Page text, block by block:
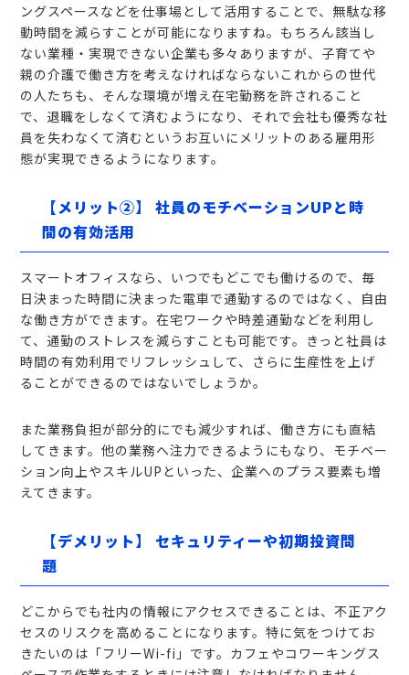
ングスペースなどを仕事場として活用することで、無駄な移
動時間を減らすことが可能になりますね。もちろん該当し
ない業種・実現できない企業も多々ありますが、子育てや
親の介護で働き方を考えなければならないこれからの世代
の人たちも、そんな環境が増え在宅勤務を許されること
で、退職をしなくて済むようになり、それで会社も優秀な社
員を失わなくて済むというお互いにメリットのある雇用形
態が実現できるようになります。
【メリット②】 社員のモチベーションUPと時
間の有効活用
スマートオフィスなら、いつでもどこでも働けるので、毎
日決まった時間に決まった電車で通勤するのではなく、自由
な働き方ができます。在宅ワークや時差通勤などを利用し
て、通勤のストレスを減らすことも可能です。きっと社員は
時間の有効利用でリフレッシュして、さらに生産性を上げ
ることができるのではないでしょうか。
また業務負担が部分的にでも減少すれば、働き方にも直結
してきます。他の業務へ注力できるようにもなり、モチベー
ション向上やスキルUPといった、企業へのプラス要素も増
えてきます。
【デメリット】 セキュリティーや初期投資問
題
どこからでも社内の情報にアクセスできることは、不正アク
セスのリスクを高めることになります。特に気をつけてお
きたいのは「フリーWi-fi」です。カフェやコワーキングス